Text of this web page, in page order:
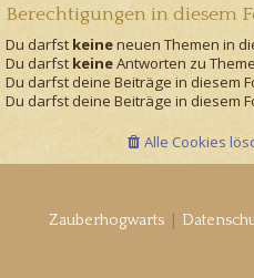
1
o
n
1
Berechtigungen in diesem
Du darfst keineneuen Themen in
Du darfst keineAntworten zu
Du darfst deine Beiträge in diesem
Du darfst deine Beiträge in diesem
Alle Cookies
Zauberhogwarts |